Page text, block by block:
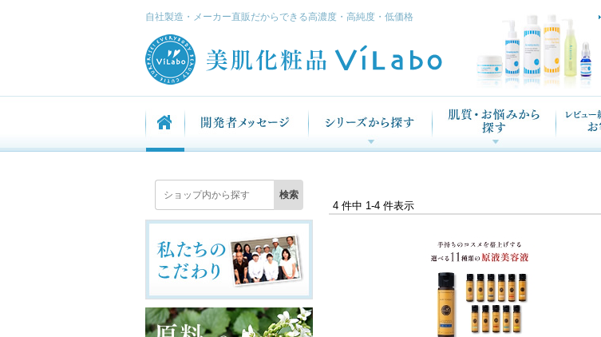
自社製造・メーカー直販だからできる高濃度・高純度・低価格
4 件中 1-4 件表示